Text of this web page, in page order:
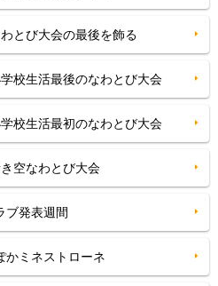
とび大会の最後を飾る
校生活最後のなわとび大会
校生活最初のなわとび大会
空なわとび大会
ブ発表週間
かミネストローネ